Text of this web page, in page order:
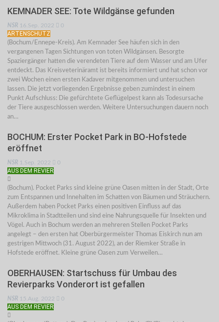
KEMNADER SEE: Tote Wildgänse gefunden
NSR 16.Sep. 2022 0
ARTENSCHUTZ
(Bochum/Ennepe-Kreis). Am Kemnader See häufen sich in den
vergangenen Tagen Sichtungen von toten Wildgänsen. Besorgte
Spaziergänger hatten die verendeten Tiere auf dem Wasser und am Ufer
entdeckt. Das Kreisveterinäramt ist bereits informiert und hat schon vor
zwei Wochen einen ersten Kadaver mitgenommen und untersuchen
lassen. Die jetzt vorliegenden Ergebnisse geben zumindest in einem
Punkt Aufschluss: Die gefürchtete Geflügelpest kann als Todesursache
der Tiere ausgeschlossen werden. Weitere Untersuchungen dauern noch
an…
BOCHUM: Erster Pocket Park in BO-Hofstede
eröffnet
NSR 1.Sep. 2022 0
AUS DEM REVIER
(Bochum). Pocket Parks sind kleine grüne Oasen mitten in der Stadt, Orte
zum Entspannen und Innehalten im Schatten von Bäumen und Sträuchern.
Außerdem haben Pocket Parks einen positiven Einfluss auf das
Mikroklima in Stadtteilen und sind eine Nahrungsquelle für Insekten und
Vögel. Auch in Bochum werden an mehreren Stellen Pocket Parks
angelegt – den ersten hat Oberbürgermeister Thomas Eiskirch nun am
gestrigen Mittwoch (31. August 2022), an der Riemker Straße in
Hofstede eröffnet. Kleine grüne Oasen zum Verweilen…
OBERHAUSEN: Startschuss für Umbau des
Revierparks Vonderort ist gefallen
NSR 15.Aug. 2022 0
AUS DEM REVIER